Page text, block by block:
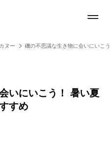
ヌー 磯の不思議な生き物に会いにいこ
いにいこう！ 暑い夏
すめ